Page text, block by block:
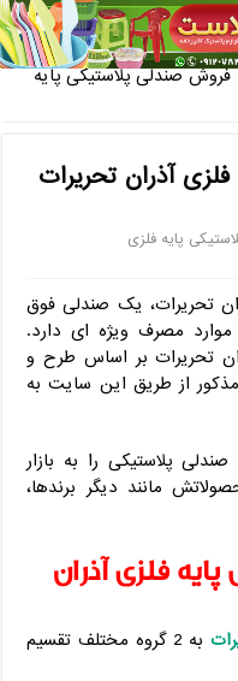
فروش صندلی پلاستیکی پایه
آذران تحریرات
پایه فلزی
تحریرات، یک صندلی فوق
مصرف ویژه ای دارد.
تحریرات بر اساس طرح و
از طریق این سایت به
پلاستیکی را به بازار
مانند دیگر برندها،
فلزی آذران
به 2 گروه مختلف تقسیم